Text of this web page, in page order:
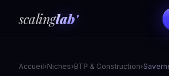
scalinglab'
Accueil›Niches›BTP & Construction›